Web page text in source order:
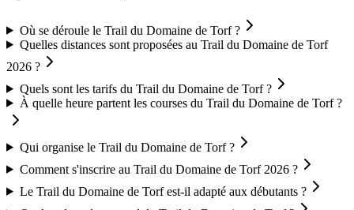
Où se déroule le Trail du Domaine de Torf ?
Quelles distances sont proposées au Trail du Domaine de Torf
2026 ?
Quels sont les tarifs du Trail du Domaine de Torf ?
À quelle heure partent les courses du Trail du Domaine de Torf ?
Qui organise le Trail du Domaine de Torf ?
Comment s'inscrire au Trail du Domaine de Torf 2026 ?
Le Trail du Domaine de Torf est-il adapté aux débutants ?